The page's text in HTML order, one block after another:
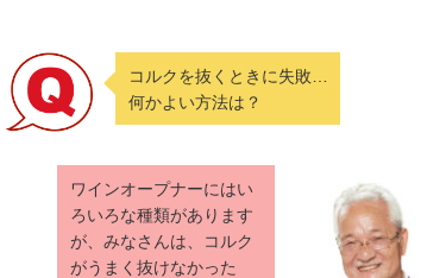
コルクを抜くときに失敗…
何かよい方法は？
ワインオープナーにはい
ろいろな種類があります
が、みなさんは、コルク
がうまく抜けなかった